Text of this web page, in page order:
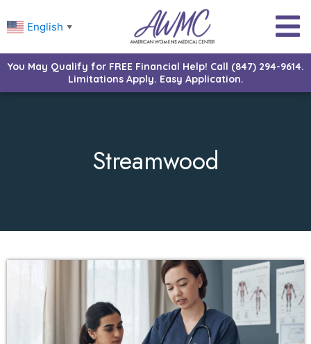
English ▼
You May Qualify for FREE Financial Help! Call (847) 294-9614.
Limitations Apply. Easy Application.
Streamwood